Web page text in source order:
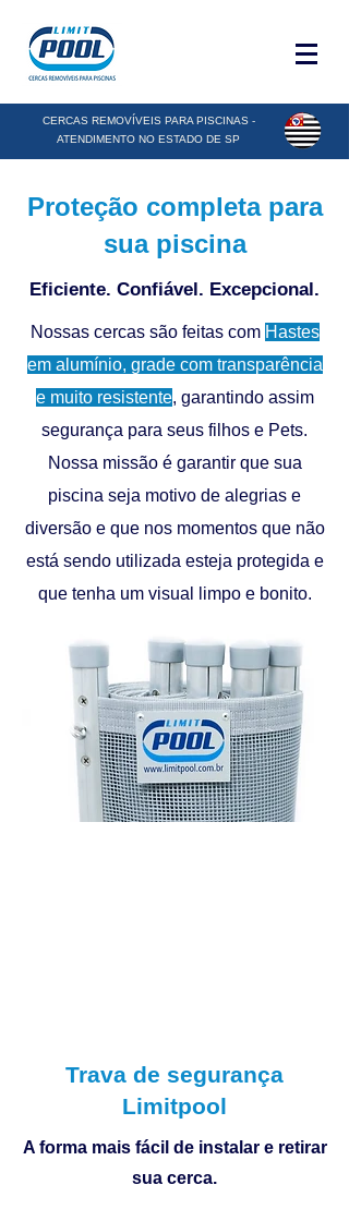
CERCAS REMOVÍVEIS PARA PISCINAS -
ATENDIMENTO NO ESTADO DE SP
Proteção completa para
sua piscina
Eficiente. Confiável. Excepcional.
Nossas cercas são feitas com Hastes
em alumínio, grade com transparência
e muito resistente, garantindo assim
segurança para seus filhos e Pets.
Nossa missão é garantir que sua
piscina seja motivo de alegrias e
diversão e que nos momentos que não
está sendo utilizada esteja protegida e
que tenha um visual limpo e bonito.
Trava de segurança
Limitpool
A forma mais fácil de instalar e retirar
sua cerca.